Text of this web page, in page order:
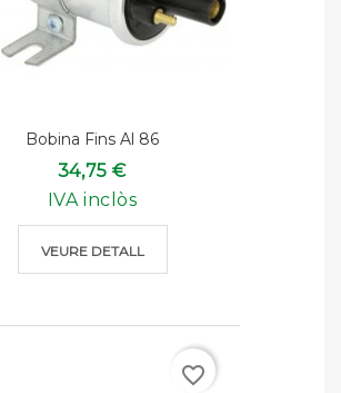
Bobina Fins Al 86
34,75 €
IVA inclòs
VEURE DETALL
favorite_border